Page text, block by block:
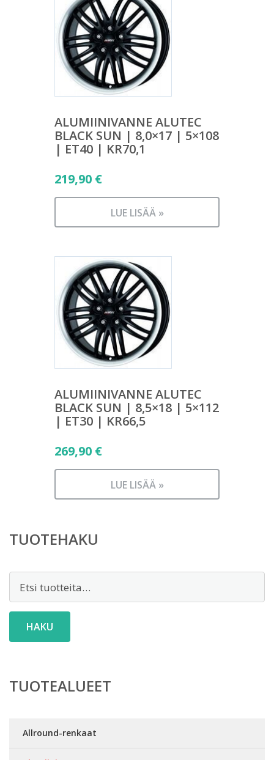
ALUMIINIVANNE ALUTEC
BLACK SUN | 8,0×17 | 5×108
| ET40 | KR70,1
219,90 €
LUE LISÄÄ »
ALUMIINIVANNE ALUTEC
BLACK SUN | 8,5×18 | 5×112
| ET30 | KR66,5
269,90 €
LUE LISÄÄ »
TUOTEHAKU
HAKU
TUOTEALUEET
Allround-renkaat